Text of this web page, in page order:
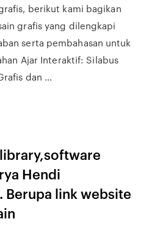
berikut kami bagikan
grafis yang dilengkapi
serta pembahasan untuk
Ajar Interaktif: Silabus
dan ...
Hendi
Berupa link website